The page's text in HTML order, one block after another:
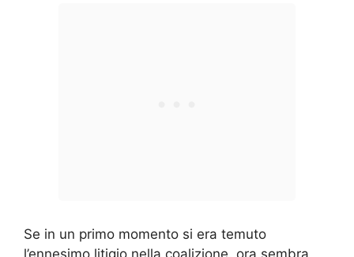
Se in un primo momento si era temuto